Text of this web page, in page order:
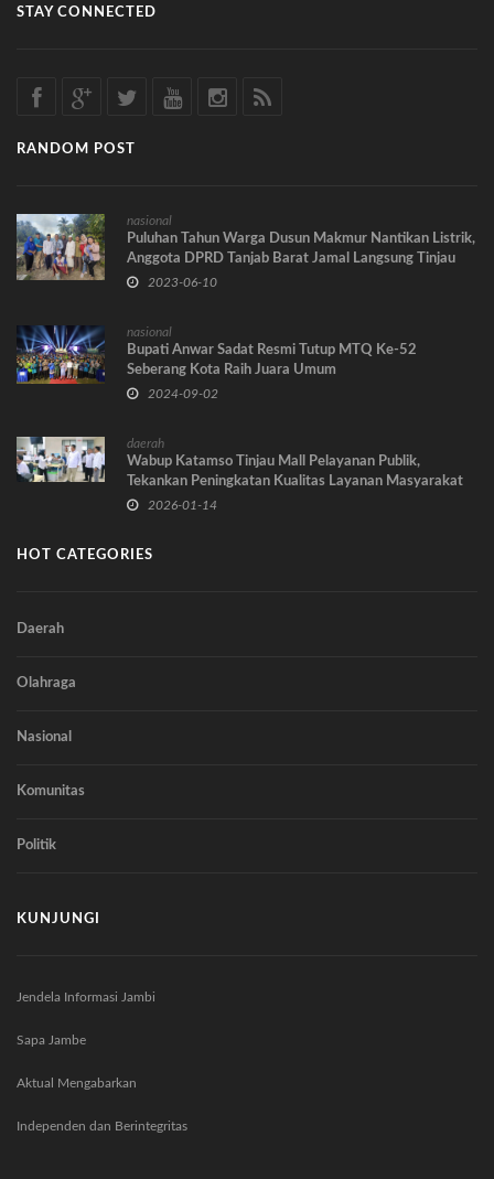
STAY CONNECTED
RANDOM POST
nasional
Puluhan Tahun Warga Dusun Makmur Nantikan Listrik,
Anggota DPRD Tanjab Barat Jamal Langsung Tinjau
Lokas2023-06-10
nasional
Bupati Anwar Sadat Resmi Tutup MTQ Ke-52
Seberang Kota Raih Juara Umum
2024-09-02
daerah
Wabup Katamso Tinjau Mall Pelayanan Publik,
Tekankan Peningkatan Kualitas Layanan Masyarakat
2026-01-14
HOT CATEGORIES
Daerah
Olahraga
Nasional
Komunitas
Politik
KUNJUNGI
Jendela Informasi Jambi
Sapa Jambe
Aktual Mengabarkan
Independen dan Berintegritas